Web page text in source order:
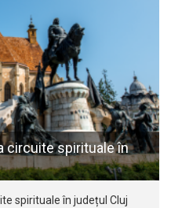
circuite spirituale în
spirituale în județul Cluj